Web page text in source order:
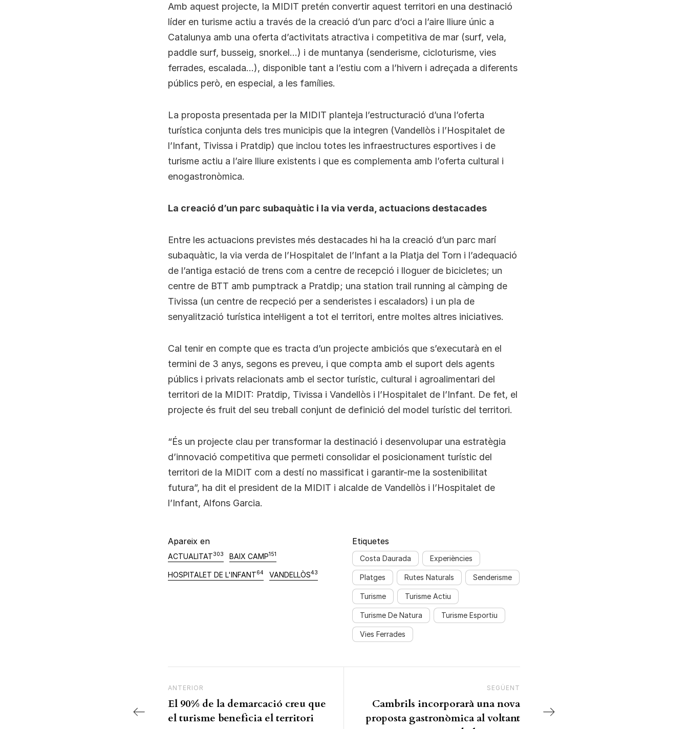
Amb aquest projecte, la MIDIT pretén convertir aquest territori en una destinació
líder en turisme actiu a través de la creació d’un parc d’oci a l’aire lliure únic a
Catalunya amb una oferta d’activitats atractiva i competitiva de mar (surf, vela,
paddle surf, busseig, snorkel…) i de muntanya (senderisme, cicloturisme, vies
ferrades, escalada…), disponible tant a l’estiu com a l’hivern i adreçada a diferents
públics però, en especial, a les famílies.
La proposta presentada per la MIDIT planteja l’estructuració d’una l’oferta
turística conjunta dels tres municipis que la integren (Vandellòs i l’Hospitalet de
l’Infant, Tivissa i Pratdip) que inclou totes les infraestructures esportives i de
turisme actiu a l’aire lliure existents i que es complementa amb l’oferta cultural i
enogastronòmica.
La creació d’un parc subaquàtic i la via verda, actuacions destacades
Entre les actuacions previstes més destacades hi ha la creació d’un parc marí
subaquàtic, la via verda de l’Hospitalet de l’Infant a la Platja del Torn i l’adequació
de l’antiga estació de trens com a centre de recepció i lloguer de bicicletes; un
centre de BTT amb pumptrack a Pratdip; una station trail running al càmping de
Tivissa (un centre de recpeció per a senderistes i escaladors) i un pla de
senyalització turística intel·ligent a tot el territori, entre moltes altres iniciatives.
Cal tenir en compte que es tracta d’un projecte ambiciós que s’executarà en el
termini de 3 anys, segons es preveu, i que compta amb el suport dels agents
públics i privats relacionats amb el sector turístic, cultural i agroalimentari del
territori de la MIDIT: Pratdip, Tivissa i Vandellòs i l’Hospitalet de l’Infant. De fet, el
projecte és fruit del seu treball conjunt de definició del model turístic del territori.
“És un projecte clau per transformar la destinació i desenvolupar una estratègia
d’innovació competitiva que permeti consolidar el posicionament turístic del
territori de la MIDIT com a destí no massificat i garantir-me la sostenibilitat
futura”, ha dit el president de la MIDIT i alcalde de Vandellòs i l’Hospitalet de
l’Infant, Alfons Garcia.
Apareix en
ACTUALITAT303 BAIX CAMP151
HOSPITALET DE L'INFANT64 VANDELLÒS43
Etiquetes
Costa Daurada Experiències
Platges Rutes Naturals Senderisme
Turisme Turisme Actiu
Turisme De Natura Turisme Esportiu
Vies Ferrades
Previous Post
ANTERIOR
El 90% de la demarcació creu que
el turisme beneficia el territori
SEGÜENT
Cambrils incorporarà una nova
proposta gastronòmica al voltant